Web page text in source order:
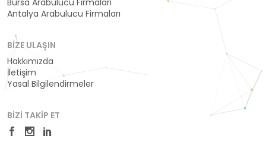
Antalya Arabulucu Firmaları
BIZE ULAŞIN
Hakkımızda
İletişim
Yasal Bilgilendirmeler
BIZI TAKIP ET